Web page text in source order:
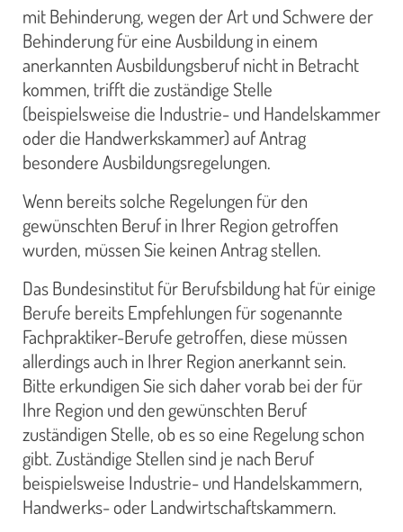
mit Behinderung, wegen der Art und Schwere der
Behinderung für eine Ausbildung in einem
anerkannten Ausbildungsberuf nicht in Betracht
kommen, trifft die zuständige Stelle
(beispielsweise die Industrie- und Handelskammer
oder die Handwerkskammer) auf Antrag
besondere Ausbildungsregelungen.
Wenn bereits solche Regelungen für den
gewünschten Beruf in Ihrer Region getroffen
wurden, müssen Sie keinen Antrag stellen.
Das Bundesinstitut für Berufsbildung hat für einige
Berufe bereits Empfehlungen für sogenannte
Fachpraktiker-Berufe getroffen, diese müssen
allerdings auch in Ihrer Region anerkannt sein.
Bitte erkundigen Sie sich daher vorab bei der für
Ihre Region und den gewünschten Beruf
zuständigen Stelle, ob es so eine Regelung schon
gibt. Zuständige Stellen sind je nach Beruf
beispielsweise Industrie- und Handelskammern,
Handwerks- oder Landwirtschaftskammern.